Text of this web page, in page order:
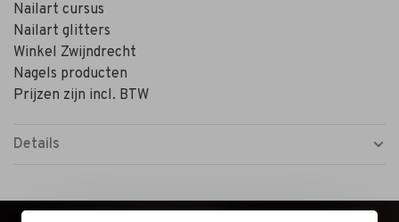
Nailart cursus
Nailart glitters
Winkel Zwijndrecht
Nagels producten
Prijzen zijn incl. BTW
Details